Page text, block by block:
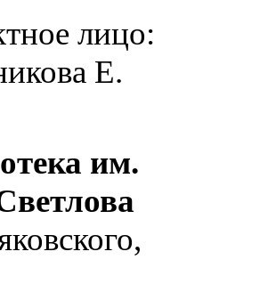
лицо:
Е.
им.